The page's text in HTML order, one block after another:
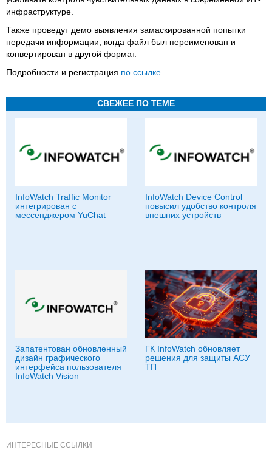
инфраструктуре.
Также проведут демо выявления замаскированной попытки
передачи информации, когда файл был переименован и
конвертирован в другой формат.
Подробности и регистрация по ссылке
СВЕЖЕЕ ПО ТЕМЕ
InfoWatch Traffic Monitor
интегрирован с
мессенджером YuChat
InfoWatch Device Control
повысил удобство контроля
внешних устройств
Запатентован обновленный
дизайн графического
интерфейса пользователя
InfoWatch Vision
ГК InfoWatch обновляет
решения для защиты АСУ
ТП
ИНТЕРЕСНЫЕ ССЫЛКИ